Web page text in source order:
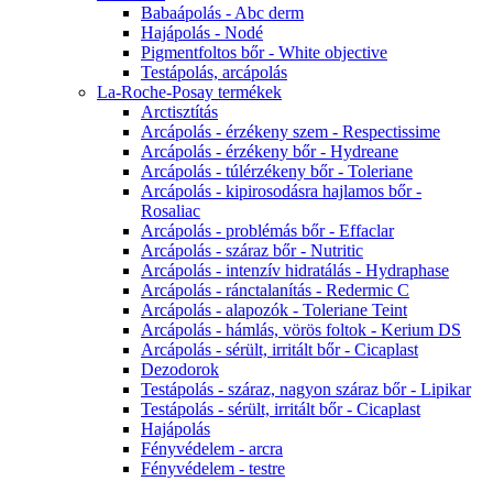
Babaápolás - Abc derm
Hajápolás - Nodé
Pigmentfoltos bőr - White objective
Testápolás, arcápolás
La-Roche-Posay termékek
Arctisztítás
Arcápolás - érzékeny szem - Respectissime
Arcápolás - érzékeny bőr - Hydreane
Arcápolás - túlérzékeny bőr - Toleriane
Arcápolás - kipirosodásra hajlamos bőr -
Rosaliac
Arcápolás - problémás bőr - Effaclar
Arcápolás - száraz bőr - Nutritic
Arcápolás - intenzív hidratálás - Hydraphase
Arcápolás - ránctalanítás - Redermic C
Arcápolás - alapozók - Toleriane Teint
Arcápolás - hámlás, vörös foltok - Kerium DS
Arcápolás - sérült, irritált bőr - Cicaplast
Dezodorok
Testápolás - száraz, nagyon száraz bőr - Lipikar
Testápolás - sérült, irritált bőr - Cicaplast
Hajápolás
Fényvédelem - arcra
Fényvédelem - testre